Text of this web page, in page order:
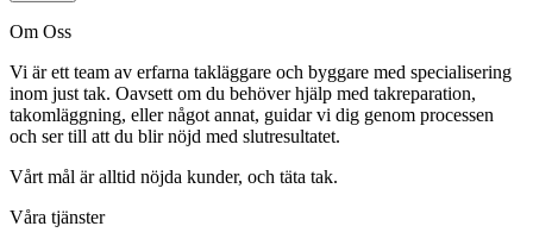
Om Oss
Vi är ett team av erfarna takläggare och byggare med specialisering
inom just tak. Oavsett om du behöver hjälp med takreparation,
takomläggning, eller något annat, guidar vi dig genom processen
och ser till att du blir nöjd med slutresultatet.
Vårt mål är alltid nöjda kunder, och täta tak.
Våra tjänster